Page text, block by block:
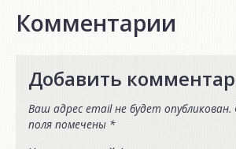
Комментарии
Добавить
Ваш адрес email не будет опубликован.
поля помечены *